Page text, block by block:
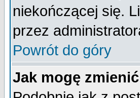
niekończącej się.
przez
Powrót do góry
Jak mogę